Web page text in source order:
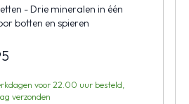
- Drie mineralen in één
botten en spieren
voor 22.00 uur besteld,
verzonden